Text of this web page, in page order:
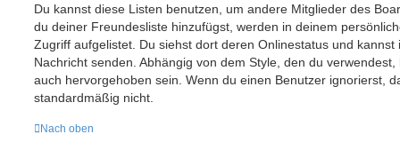
Du kannst diese Listen benutzen, um andere Mitglieder des
du deiner Freundesliste hinzufügst, werden in deinem
Zugriff aufgelistet. Du siehst dort deren Onlinestatus und kannst
Nachricht senden. Abhängig von dem Style, den du
auch hervorgehoben sein. Wenn du einen Benutzer ignorierst,
standardmäßig nicht.
Nach oben